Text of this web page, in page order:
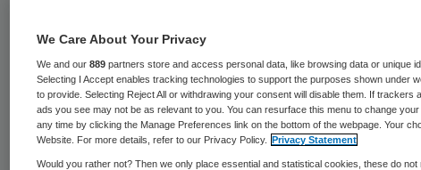
Gemeenten
compensatie
sluiting kliniek
We Care About Your Privacy
We and our 889 partners store and access personal data, like browsing data or unique
Selecting I Accept enables tracking technologies to support the purposes shown under
to provide. Selecting Reject All or withdrawing your consent will disable them. If trackers
ads you see may not be as relevant to you. You can resurface this menu to change
any time by clicking the Manage Preferences link on the bottom of the webpage. Your
Website. For more details, refer to our Privacy Policy. Privacy Statement
Would you rather not? Then we only place essential and statistical cookies, these do